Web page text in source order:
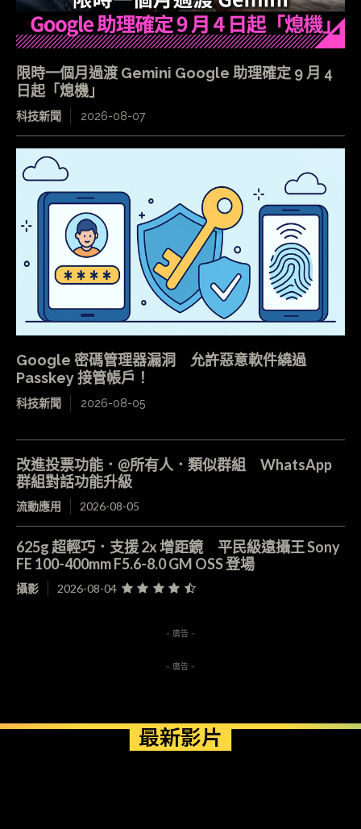
限時一個月過渡 Gemini Google 助理確定 9 月 4
日起「熄機」
科技新聞 2026-08-07
Google 密碼管理器漏洞 允許惡意軟件繞過
Passkey 接管帳戶！
科技新聞 2026-08-05
改進投票功能．@所有人．類似群組 WhatsApp
群組對話功能升級
流動應用 2026-08-05
625g 超輕巧．支援 2x 增距鏡 平民級遠攝王 Sony
FE 100-400mm F5.6-8.0 GM OSS 登場
攝影 2026-08-04
- 廣告 -
- 廣告 -
最新影片